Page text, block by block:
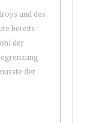
und des
bereits
der
der